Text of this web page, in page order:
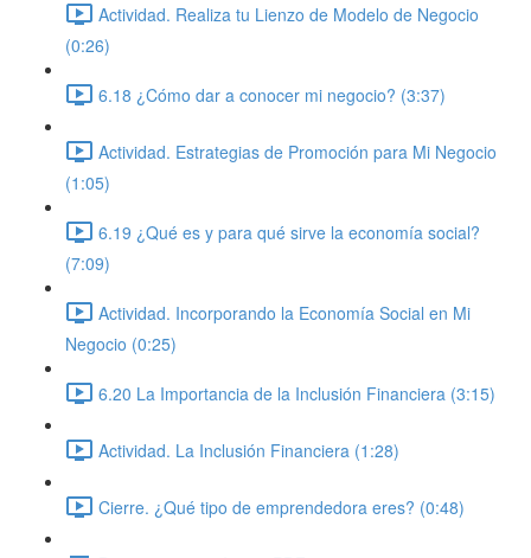
Actividad. Realiza tu Lienzo de Modelo de Negocio
(0:26)
6.18 ¿Cómo dar a conocer mi negocio? (3:37)
Actividad. Estrategias de Promoción para Mi Negocio
(1:05)
6.19 ¿Qué es y para qué sirve la economía social?
(7:09)
Actividad. Incorporando la Economía Social en Mi
Negocio (0:25)
6.20 La Importancia de la Inclusión Financiera (3:15)
Actividad. La Inclusión Financiera (1:28)
Cierre. ¿Qué tipo de emprendedora eres? (0:48)